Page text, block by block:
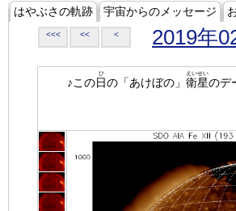
はやぶさの軌跡 宇宙からのメッセージ
<<< << < 2019年
♪この日
ひ
の「あけぼの」 衛星
えいせい
のデ